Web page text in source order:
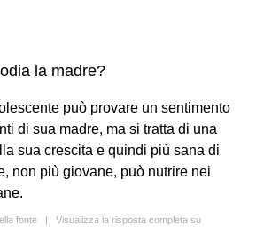
la madre?
può provare un sentimento
di sua madre, ma si tratta di una
sua crescita e quindi più sana di
non più giovane, può nutrire nei
fonte | Visualizza la risposta completa su